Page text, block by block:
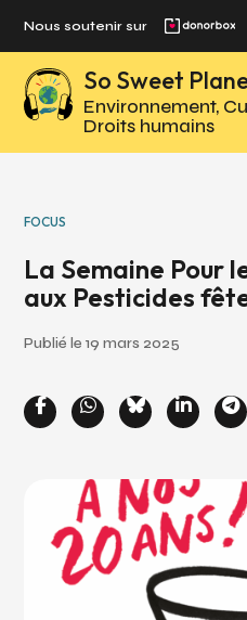
Nous soutenir sur
So Sweet
Environnement,
Droits humains
FOCUS
La Semaine Pour
aux Pesticides
Publié le 19 mars 2025
Panneau de gestion des